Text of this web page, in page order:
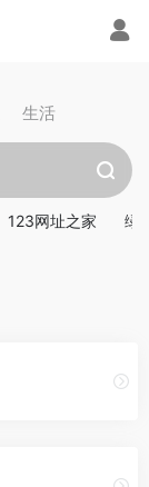
生活
123网址之家 绿